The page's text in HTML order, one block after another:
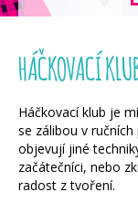
HÁČKOVACÍ
Háčkovací klub je
se zálibou v
objevují jiné
začátečníci, nebo
radost z tvoření.